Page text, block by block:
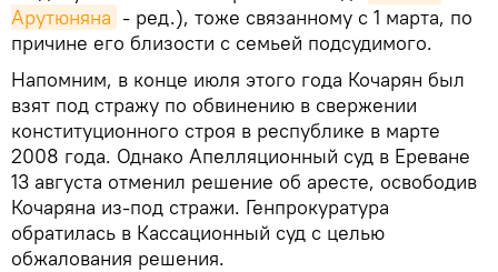
Арутюняна - ред.), тоже связанному с 1 марта, по
причине его близости с семьей подсудимого.
Напомним, в конце июля этого года Кочарян был
взят под стражу по обвинению в свержении
конституционного строя в республике в марте
2008 года. Однако Апелляционный суд в Ереване
13 августа отменил решение об аресте, освободив
Кочаряна из-под стражи. Генпрокуратура
обратилась в Кассационный суд с целью
обжалования решения.